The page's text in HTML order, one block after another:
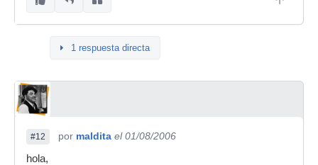
1 respuesta directa
#12 por maldita el 01/08/2006
hola,